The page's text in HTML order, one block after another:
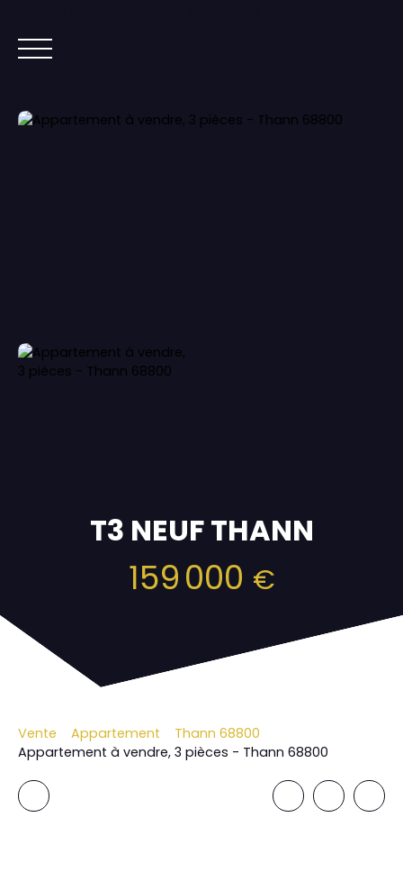
ACCUEIL ACHETER IMMOBILIER NEUF
T3 NEUF THANN
159 000 €
Vente Appartement
Thann 68800
Appartement à vendre, 3 pièces - Thann 68800